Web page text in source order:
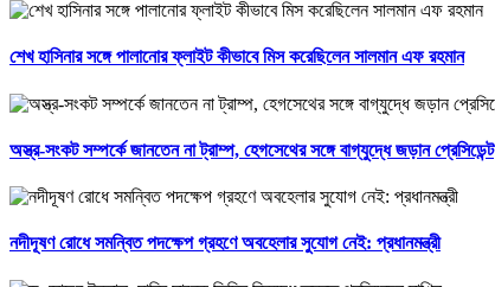
শেখ হাসিনার সঙ্গে পালানোর ফ্লাইট কীভাবে মিস করেছিলেন সালমান এফ রহমান
অস্ত্র-সংকট সম্পর্কে জানতেন না ট্রাম্প, হেগসেথের সঙ্গে বাগ্‌যুদ্ধে জড়ান প্রেসিডেন্ট
নদীদূষণ রোধে সমন্বিত পদক্ষেপ গ্রহণে অবহেলার সুযোগ নেই: প্রধানমন্ত্রী